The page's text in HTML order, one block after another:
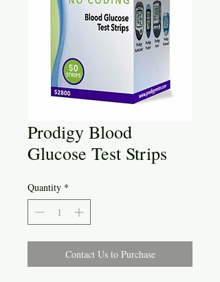
Prodigy Blood
Glucose Test Strips
Quantity *
Contact Us to Purchase